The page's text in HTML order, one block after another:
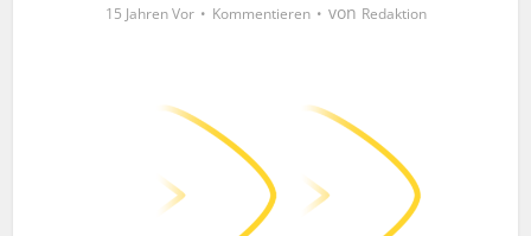
15 Jahren Vor Kommentieren von Redaktion